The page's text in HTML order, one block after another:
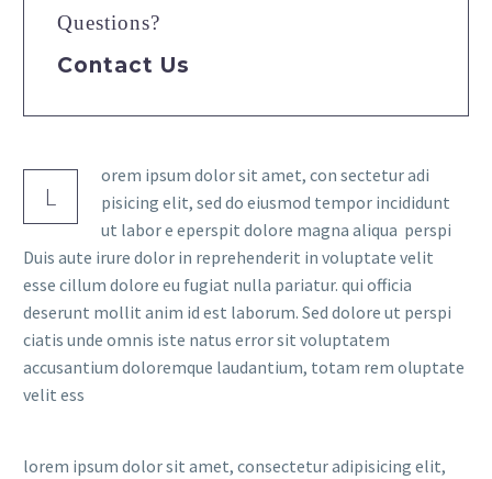
Questions?
Contact Us
L
orem ipsum dolor sit amet, con sectetur adi
pisicing elit, sed do eiusmod tempor incididunt
ut labor e eperspit dolore magna aliqua perspi
Duis aute irure dolor in reprehenderit in voluptate velit
esse cillum dolore eu fugiat nulla pariatur. qui officia
deserunt mollit anim id est laborum. Sed dolore ut perspi
ciatis unde omnis iste natus error sit voluptatem
accusantium doloremque laudantium, totam rem oluptate
velit ess
lorem ipsum dolor sit amet, consectetur adipisicing elit,